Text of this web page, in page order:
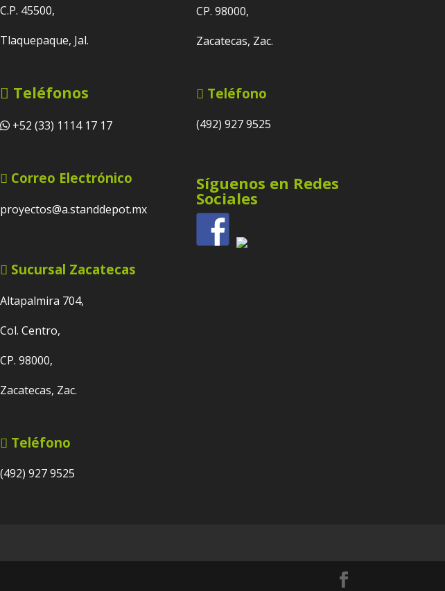
C.P. 45500,
Tlaquepaque, Jal.
Teléfonos
+52 (33) 1114 17 17
Correo Electrónico
proyectos@a.standdepot.mx
Sucursal Zacatecas
Altapalmira 704,
Col. Centro,
CP. 98000,
Zacatecas, Zac.
Teléfono
(492) 927 9525
CP. 98000,
Zacatecas, Zac.
Teléfono
(492) 927 9525
Síguenos en Redes
Sociales